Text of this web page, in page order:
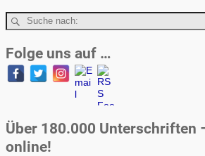
Folge uns auf …
Über 180.000 Unterschriften
online!